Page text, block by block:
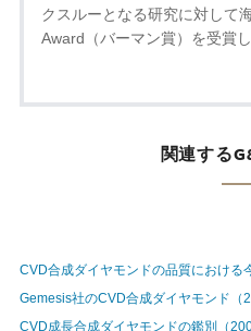
クスルーとなる研究に対して
Award（バーマン賞）を受賞し
関連する
CVD合成ダイヤモンドの品質における
Gemesis社のCVD合成ダイヤモンド（
CVD成長合成ダイヤモンドの鑑別（